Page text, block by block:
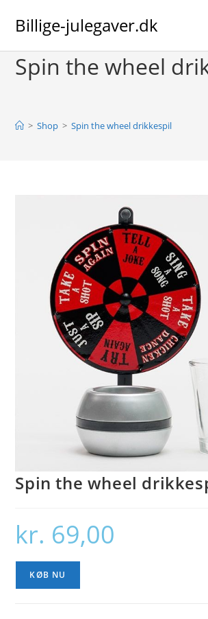
Billige-julegaver.dk
Spin the wheel
> Shop > Spin the wheel drikkespil
Spin the wheel
kr. 69,00
KØB NU